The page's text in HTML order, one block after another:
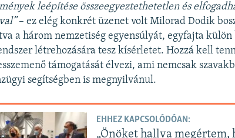
ények leépítése összeegyeztethetetlen és
”– ez elég konkrét üzenet volt Milorad Dodik
a három nemzetiség egyensúlyát, egyfajta külön
létrehozására tesz kísérletet. Hozzá kell
támogatását élvezi, ami nemcsak
segítségben is megnyilvánul.
EHHEZ KAPCSOLÓDÓAN:
„Önöket hallva megértem,